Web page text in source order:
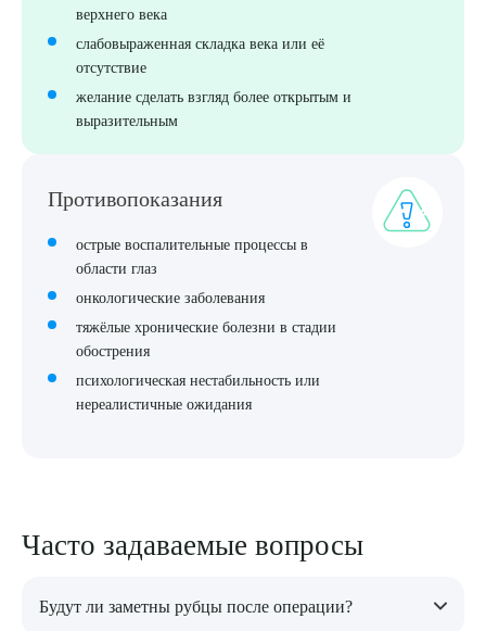
верхнего века
слабовыраженная складка века или её
отсутствие
желание сделать взгляд более открытым и
выразительным
Противопоказания
острые воспалительные процессы в
области глаз
онкологические заболевания
тяжёлые хронические болезни в стадии
обострения
психологическая нестабильность или
нереалистичные ожидания
Часто задаваемые вопросы
Будут ли заметны рубцы после операции?